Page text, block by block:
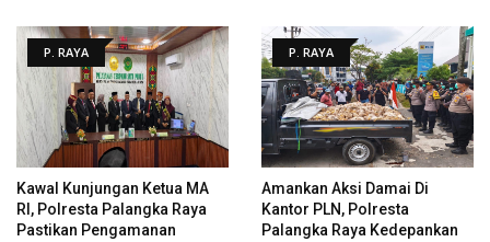
P. RAYA
Kawal Kunjungan Ketua MA
RI, Polresta Palangka Raya
Pastikan Pengamanan
P. RAYA
Amankan Aksi Damai Di
Kantor PLN, Polresta
Palangka Raya Kedepankan